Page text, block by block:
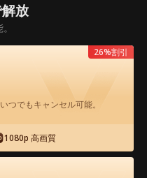
ードです。視
が必要です。
解放
料視聴可能
放
つでもキャンセル可能。
1080p 高画質
26%割引